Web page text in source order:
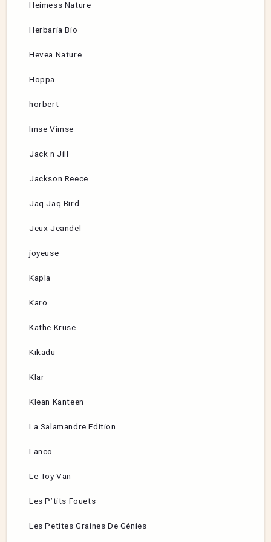
Heimess Nature
Herbaria Bio
Hevea Nature
Hoppa
hörbert
Imse Vimse
Jack n Jill
Jackson Reece
Jaq Jaq Bird
Jeux Jeandel
joyeuse
Kapla
Karo
Käthe Kruse
Kikadu
Klar
Klean Kanteen
La Salamandre Edition
Lanco
Le Toy Van
Les P’tits Fouets
Les Petites Graines De Génies